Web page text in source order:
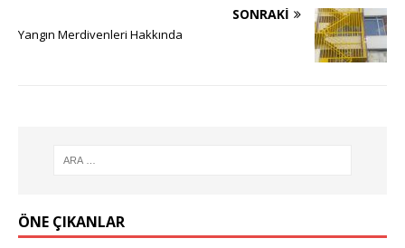
SONRAKI
Yangın Merdivenleri Hakkında
ÖNE ÇIKANLAR